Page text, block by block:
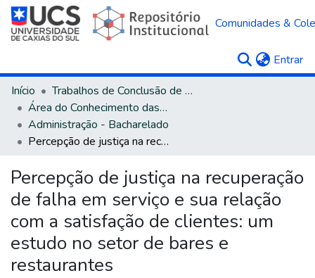
Comunidades &
Entrar
Início
Trabalhos de Conclusão de Curso
Área do Conhecimento das Ciências Sociais Aplicadas
Administração - Bacharelado
Percepção de justiça na recuperação de falha em serviço e sua relação com a satisfação de clientes: um estudo no setor de bares e restaurantes
Percepção de justiça na recuperação
de falha em serviço e sua relação
com a satisfação de clientes: um
estudo no setor de bares e
restaurantes